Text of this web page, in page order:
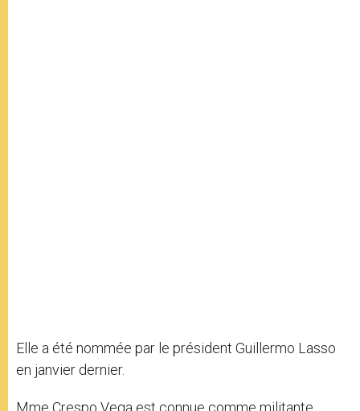
Elle a été nommée par le président Guillermo Lasso
en janvier dernier.
Mme Crespo Vega est connue comme militante